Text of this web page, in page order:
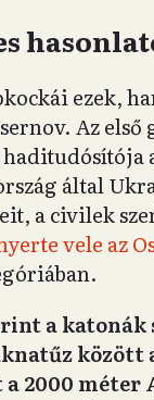
ezek,
Az
által
a civilek
vele az
a
között
2000